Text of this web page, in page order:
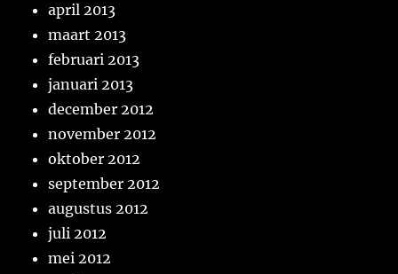
april 2013
maart 2013
februari 2013
januari 2013
december 2012
november 2012
oktober 2012
september 2012
augustus 2012
juli 2012
mei 2012